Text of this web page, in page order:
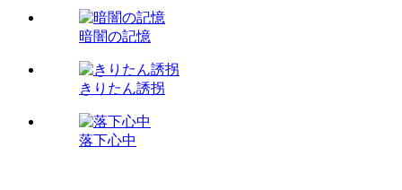
暗闇の記憶
きりたん誘拐
落下心中